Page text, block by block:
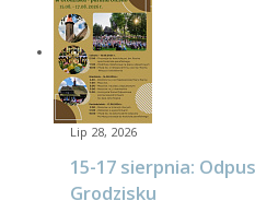
Lip 28, 2026
15-17 sierpnia:
Grodzisku